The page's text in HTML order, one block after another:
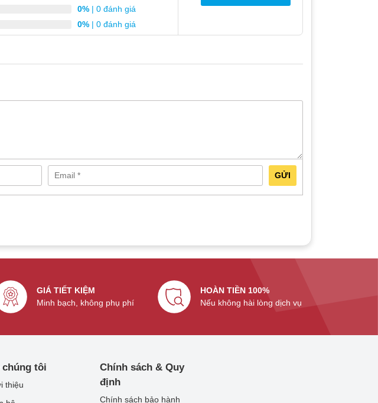
15W).
0%| 0 đánh giá
0%| 0 đánh giá
GỬI
GIÁ TIẾT KIỆM
Minh bạch, không phụ phí
HOÀN TIỀN 100%
Nếu không hài lòng dịch vụ
chúng tôi
thiệu
Chính sách & Quy
định
Chính sách bảo hành